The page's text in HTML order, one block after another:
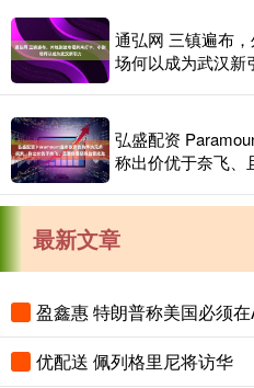
通弘网 三镇遍布
场何以成为武汉新
弘盛配资
称出价优于奈飞、
最新文章
优配送 佩列格里尼将访华